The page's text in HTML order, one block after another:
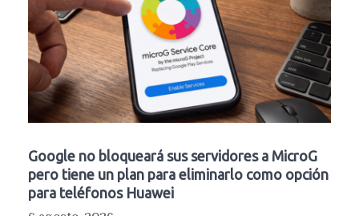
Google no bloqueará sus servidores a MicroG
pero tiene un plan para eliminarlo como opción
para teléfonos Huawei